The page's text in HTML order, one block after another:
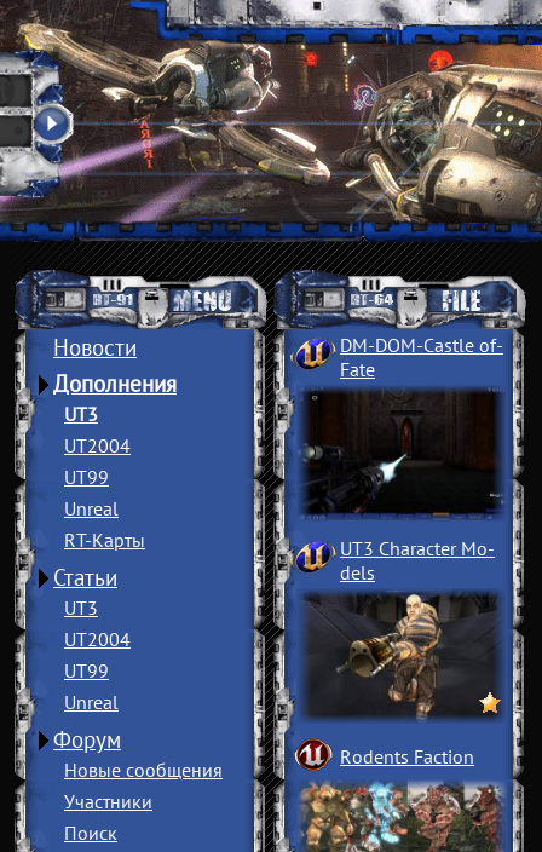
Новости
Дополнения
UT3
UT2004
UT99
Unreal
RT-Карты
Статьи
UT3
UT2004
UT99
Unreal
Форум
Новые сообщения
Участники
Поиск
DM-DOM-Castle of­
Fate
UT3 Character Mo­
dels
Rodents Faction